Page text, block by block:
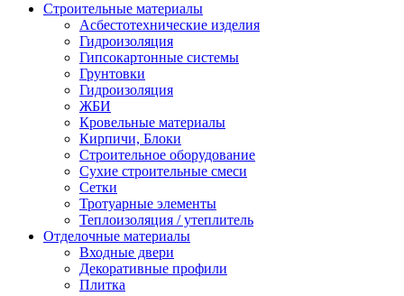
Строительные материалы
Асбестотехнические изделия
Гидроизоляция
Гипсокартонные системы
Грунтовки
Гидроизоляция
ЖБИ
Кровельные материалы
Кирпичи, Блоки
Строительное оборудование
Сухие строительные смеси
Сетки
Тротуарные элементы
Теплоизоляция / утеплитель
Отделочные материалы
Входные двери
Декоративные профили
Плитка